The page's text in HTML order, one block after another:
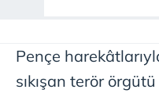
Pençe
sıkışan terör